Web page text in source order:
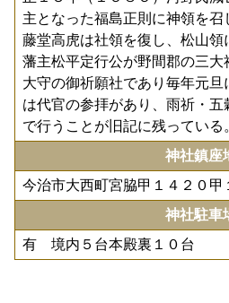
主となった福島正則に神領を
藤堂高虎は社領を復し、松山領
藩主松平定行公が野間郡の三大
大守の御祈願社であり毎年元旦
は代官の参拝があり、雨祈・五
で行うことが旧記に残っている
神社鎮座
今治市大西町宮脇甲１４２０甲
神社駐車
有 境内５台本殿裏１０台